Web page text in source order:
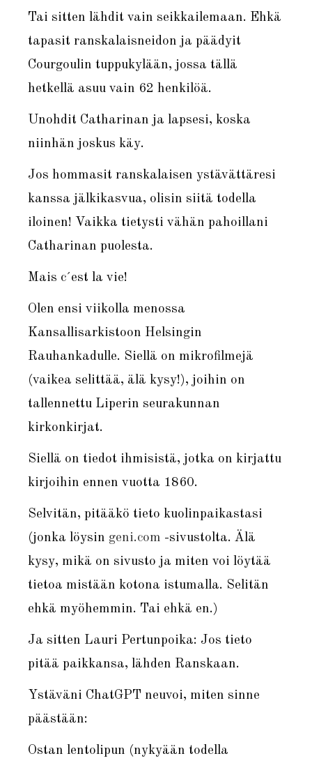
Tai sitten lähdit vain seikkailemaan. Ehkä
tapasit ranskalaisneidon ja päädyit
Courgoulin tuppukylään, jossa tällä
hetkellä asuu vain 62 henkilöä.
Unohdit Catharinan ja lapsesi, koska
niinhän joskus käy.
Jos hommasit ranskalaisen ystävättäresi
kanssa jälkikasvua, olisin siitä todella
iloinen! Vaikka tietysti vähän pahoillani
Catharinan puolesta.
Mais c´est la vie!
Olen ensi viikolla menossa
Kansallisarkistoon Helsingin
Rauhankadulle. Siellä on mikrofilmejä
(vaikea selittää, älä kysy!), joihin on
tallennettu Liperin seurakunnan
kirkonkirjat.
Siellä on tiedot ihmisistä, jotka on kirjattu
kirjoihin ennen vuotta 1860.
Selvitän, pitääkö tieto kuolinpaikastasi
(jonka löysin geni.com -sivustolta. Älä
kysy, mikä on sivusto ja miten voi löytää
tietoa mistään kotona istumalla. Selitän
ehkä myöhemmin. Tai ehkä en.)
Ja sitten Lauri Pertunpoika: Jos tieto
pitää paikkansa, lähden Ranskaan.
Ystäväni ChatGPT neuvoi, miten sinne
päästään:
Ostan lentolipun (nykyään todella